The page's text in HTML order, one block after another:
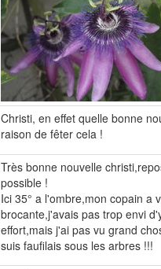
Christi, en effet quelle bonne
raison de fêter cela !
Très bonne nouvelle
possible !
Ici 35° a l'ombre,mon copain a
brocante,j'avais pas trop envi
effort,mais j'ai pas vu grand
suis faufilais sous les arbres !!!